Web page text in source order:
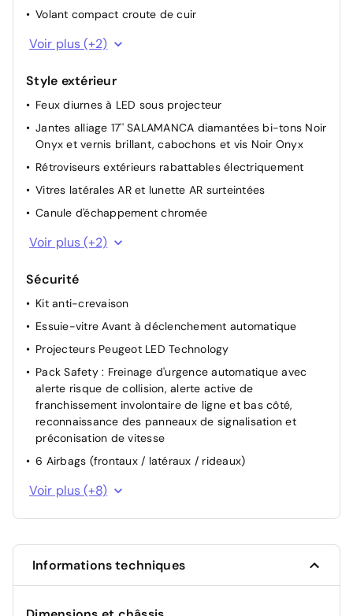
Volant compact croute de cuir
Eclairage coffre à ampoule
Voir plus (+2)
Style extérieur
Feux diurnes à LED sous projecteur
Jantes alliage 17'' SALAMANCA diamantées bi-tons Noir
Onyx et vernis brillant, cabochons et vis Noir Onyx
Rétroviseurs extérieurs rabattables électriquement
Vitres latérales AR et lunette AR surteintées
Canule d'échappement chromée
Calandre avec grille supérieure noir grainée et
marquage horizontal couleur caisse, grille inférieure
caisse, Lion dichroïque
Barres de toit longitudinales Noir Brillant
Voir plus (+2)
Sécurité
Kit anti-crevaison
Essuie-vitre Avant à déclenchement automatique
Projecteurs Peugeot LED Technology
Pack Safety : Freinage d'urgence automatique avec
alerte risque de collision, alerte active de
franchissement involontaire de ligne et bas côté,
reconnaissance des panneaux de signalisation et
préconisation de vitesse
6 Airbags (frontaux / latéraux / rideaux)
Détection de sous-gonflage indirecte
pyrotechniques, limiteurs d'effort, détection de non
bouclage et ceinture arrière centrale 3 points avec
Voir plus (+8)
Informations techniques